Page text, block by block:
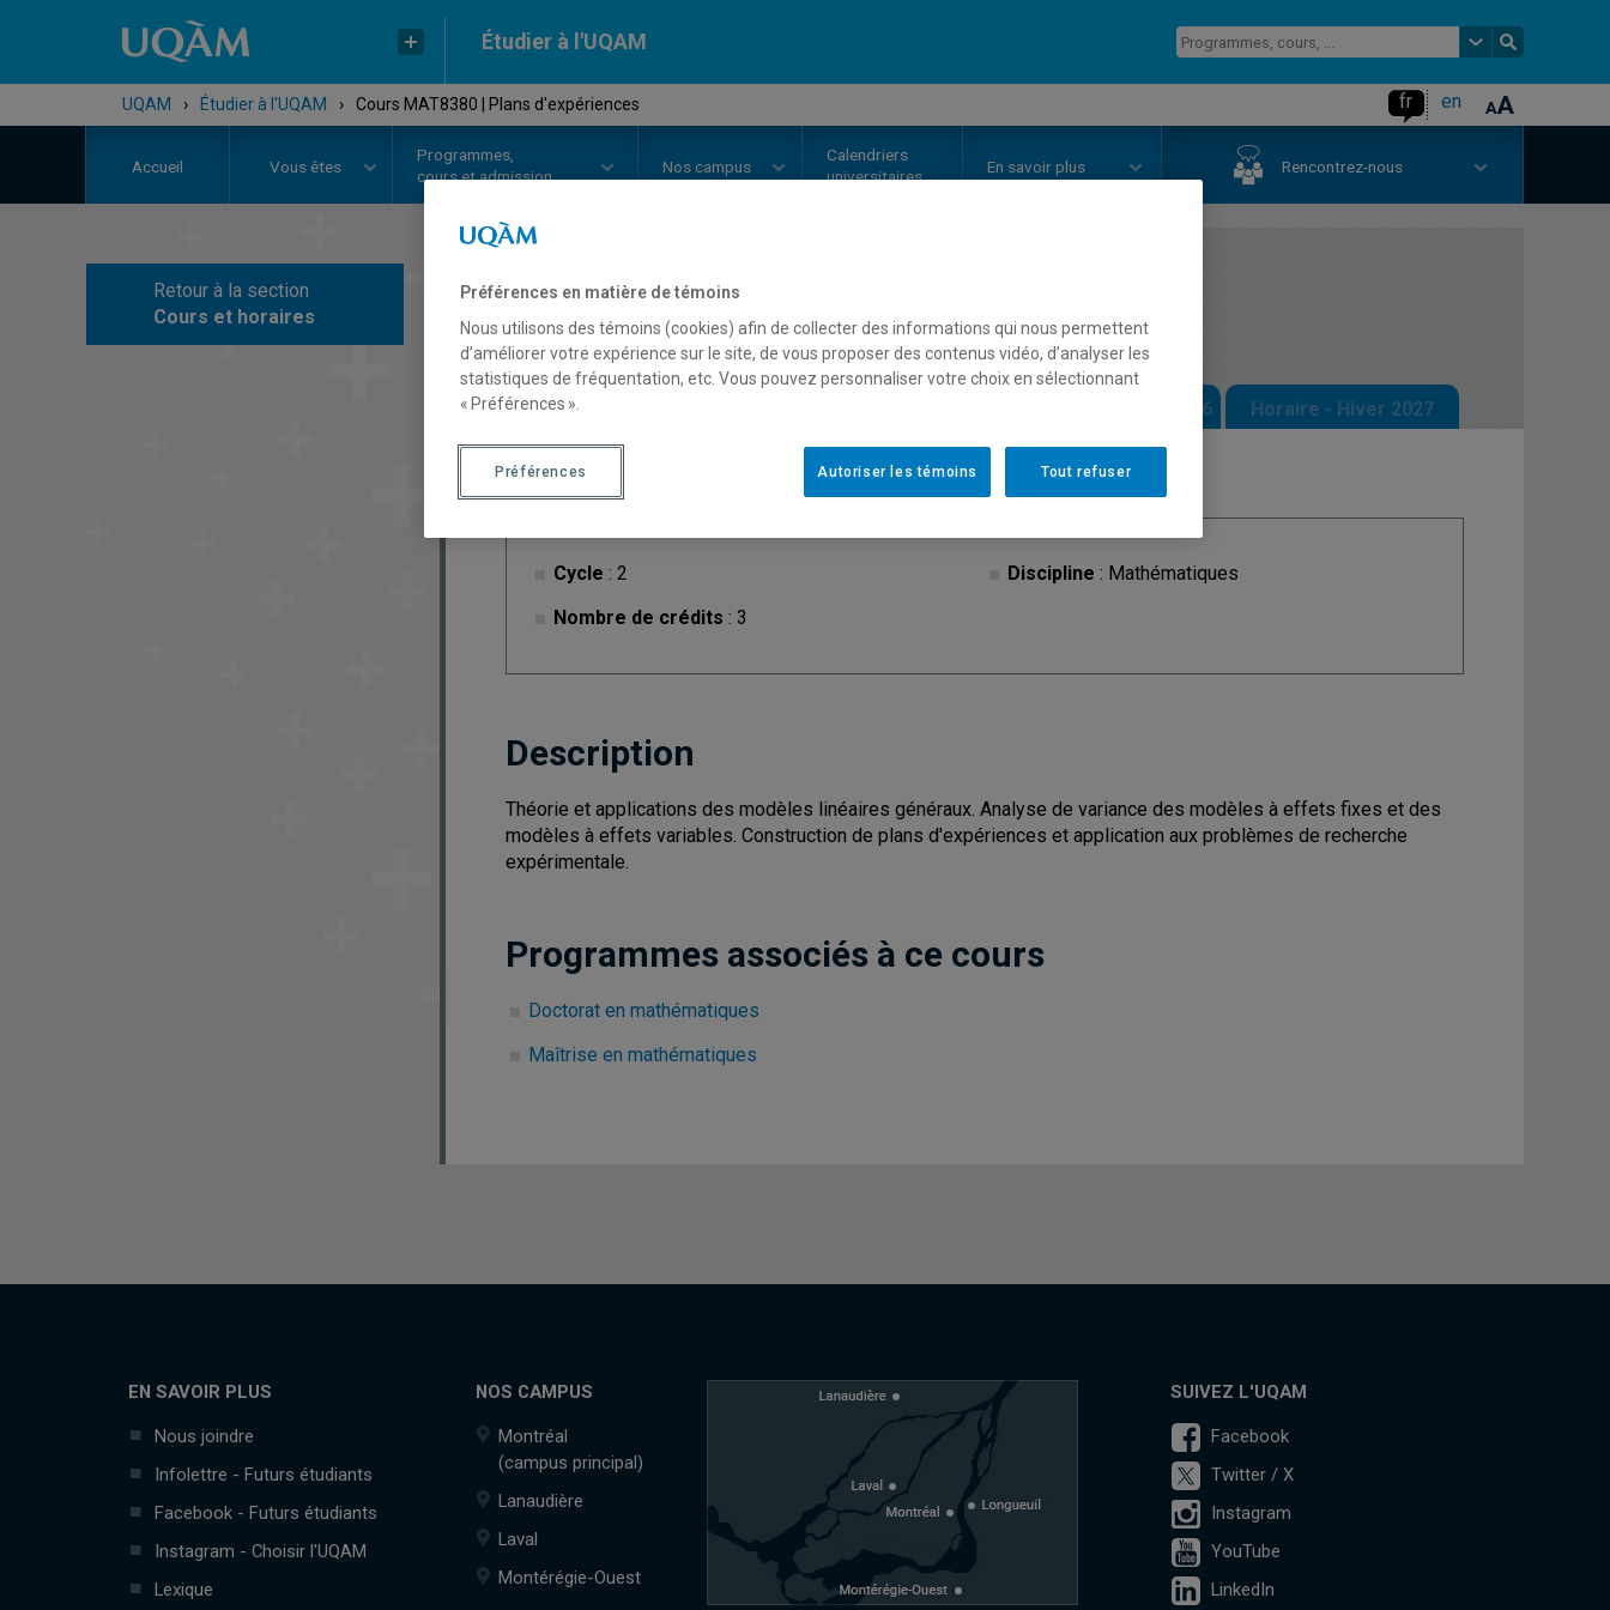
Étudier à l'UQAM
UQAM › Étudier à l'UQAM › Cours MAT8380 | Plans d'expériences fr en
Accueil Vous êtes
Programmes,
cours et admission
Nos campus
Calendriers
universitaires
En savoir plus Rencontrez-nous
Retour à la section
Cours et horaires
COURS// MAT8380-Plans d'expériences
Description Horaire - Automne 2026 Horaire - Hiver 2027
Cycle : 2
Nombre de crédits : 3
Discipline : Mathématiques
Description
Théorie et applications des modèles linéaires généraux. Analyse de variance des modèles à effets fixes et des
modèles à effets variables. Construction de plans d'expériences et application aux problèmes de recherche
expérimentale.
Programmes associés à ce cours
Doctorat en mathématiques
Maîtrise en mathématiques
EN SAVOIR PLUS
Nous joindre
Infolettre - Futurs étudiants
Facebook - Futurs étudiants
Instagram - Choisir l'UQAM
Lexique
NOS CAMPUS
Montréal
(campus principal)
Lanaudière
Laval
Montérégie-Ouest
SUIVEZ L'UQAM
Facebook
Twitter / X
Instagram
YouTube
LinkedIn
Préférences en matière de témoins
Nous utilisons des témoins (cookies) afin de collecter des informations qui nous permettent
d’améliorer votre expérience sur le site, de vous proposer des contenus vidéo, d’analyser les
statistiques de fréquentation, etc. Vous pouvez personnaliser votre choix en sélectionnant
« Préférences ».
Tout refuser
Autoriser les témoins
Préférences